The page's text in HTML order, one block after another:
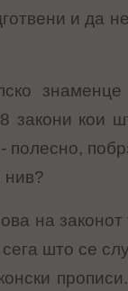
и да
знаменце
закони кои
- полесно,
нив?
на
што се